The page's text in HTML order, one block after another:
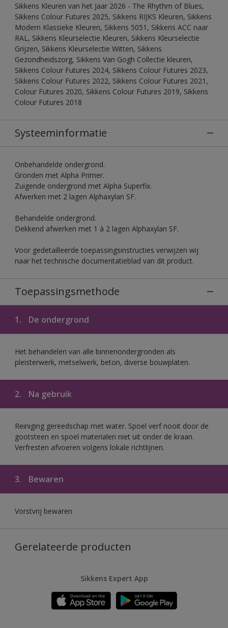
Sikkens Kleuren van het Jaar 2026 - The Rhythm of Blues,
Sikkens Colour Futures 2025, Sikkens RIJKS Kleuren, Sikkens
Modern Klassieke Kleuren, Sikkens 5051, Sikkens ACC naar
RAL, Sikkens Kleurselectie Kleuren, Sikkens Kleurselectie
Grijzen, Sikkens Kleurselectie Witten, Sikkens
Gezondheidszorg, Sikkens Van Gogh Collectie kleuren,
Sikkens Colour Futures 2024, Sikkens Colour Futures 2023,
Sikkens Colour Futures 2022, Sikkens Colour Futures 2021,
Colour Futures 2020, Sikkens Colour Futures 2019, Sikkens
Colour Futures 2018
Systeeminformatie
Onbehandelde ondergrond.
Gronden met Alpha Primer.
Zuigende ondergrond met Alpha Superfix.
Afwerken met 2 lagen Alphaxylan SF.
Behandelde ondergrond.
Dekkend afwerken met 1 à 2 lagen Alphaxylan SF.
Voor gedetailleerde toepassingsinstructies verwijzen wij
naar het technische documentatieblad van dit product.
Toepassingsmethode
1. De ondergrond
Het behandelen van alle binnenondergronden als
pleisterwerk, metselwerk, beton, diverse bouwplaten.
2. Na gebruik
Reiniging gereedschap met water. Spoel verf nooit door de
gootsteen en spoel materialen niet uit onder de kraan.
Verfresten afvoeren volgens lokale richtlijnen.
3. Bewaren
Vorstvrij bewaren
Gerelateerde producten
Sikkens Expert App